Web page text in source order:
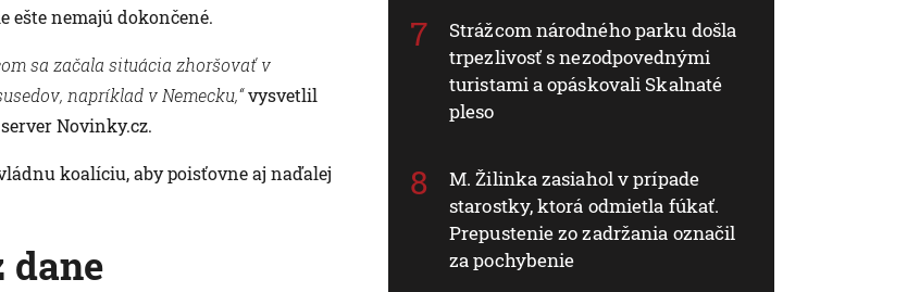
ešte nemajú dokončené.
sa začala situácia zhoršovať v
napríklad v Nemecku,“vysvetlil
Novinky.cz.
koalíciu, aby poisťovne aj naďalej
dane
Strážcom národného parku došla
trpezlivosť s nezodpovednými
turistami a opáskovali Skalnaté
pleso
M. Žilinka zasiahol v prípade
starostky, ktorá odmietla fúkať.
Prepustenie zo zadržania označil
za pochybenie